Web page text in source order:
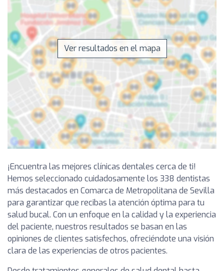
Ver resultados en el mapa
¡Encuentra las mejores clínicas dentales cerca de ti!
Hemos seleccionado cuidadosamente los 338 dentistas
más destacados en Comarca de Metropolitana de Sevilla
para garantizar que recibas la atención óptima para tu
salud bucal. Con un enfoque en la calidad y la experiencia
del paciente, nuestros resultados se basan en las
opiniones de clientes satisfechos, ofreciéndote una visión
clara de las experiencias de otros pacientes.